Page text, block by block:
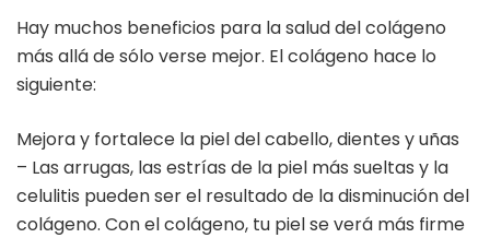
Hay muchos beneficios para la salud del colágeno
más allá de sólo verse mejor. El colágeno hace lo
siguiente:
Mejora y fortalece la piel del cabello, dientes y uñas
– Las arrugas, las estrías de la piel más sueltas y la
celulitis pueden ser el resultado de la disminución del
colágeno. Con el colágeno, tu piel se verá más firme